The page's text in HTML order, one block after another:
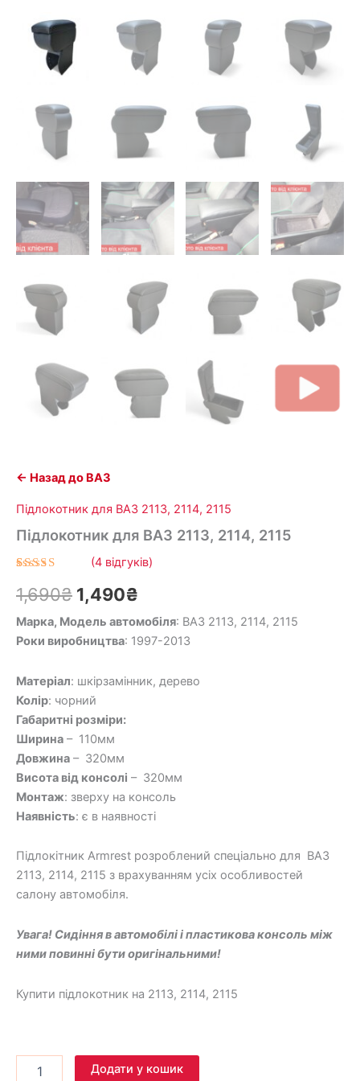
← Назад до ВАЗ
Підлокотник для ВАЗ 2113, 2114, 2115
Підлокотник для ВАЗ 2113, 2114, 2115
5.00з 5
на основі
покупців
(4відгуків)
1,690₴ 1,490₴
Марка, Модель автомобіля: ВАЗ 2113, 2114, 2115
Роки виробництва: 1997-2013
Матеріал: шкірзамінник, дерево
Колір: чорний
Габаритні розміри:
Ширина – 110мм
Довжина – 320мм
Висота від консолі – 320мм
Монтаж: зверху на консоль
Наявність: є в наявності
Підлокітник Armrest розроблений спеціально для ВАЗ
2113, 2114, 2115 з врахуванням усіх особливостей
салону автомобіля.
Увага! Сидіння в автомобілі і пластикова консоль між
ними повинні бути оригінальними!
Купити підлокотник на 2113, 2114, 2115
Додати у кошик